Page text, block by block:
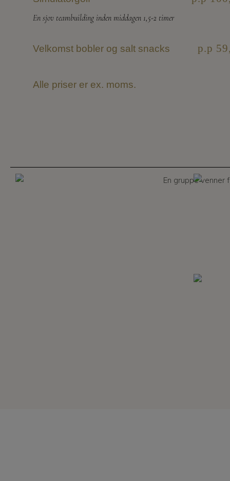
En sjov teambuilding inden middagen 1,5-2 timer
Velkomst bobler og salt snacks p.p
Alle priser er ex. moms.